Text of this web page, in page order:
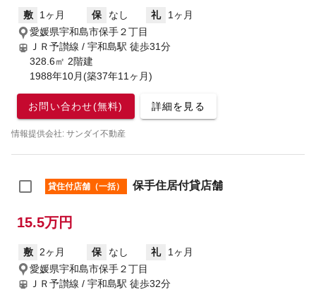
敷 1ヶ月 保 なし 礼
1ヶ月
愛媛県宇和島市保手２丁目
ＪＲ予讃線 / 宇和島駅 徒歩31分
328.6㎡ 2階建
1988年10月(築37年11ヶ月)
お問い合わせ(無料) 詳細を見る
情報提供会社: サンダイ不動産
貸住付店舗（一括） 保手住居付貸店舗
15.5万円
敷 2ヶ月 保 なし 礼
1ヶ月
愛媛県宇和島市保手２丁目
ＪＲ予讃線 / 宇和島駅 徒歩32分